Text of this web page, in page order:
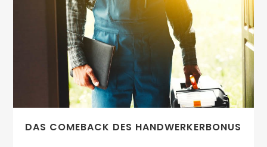
DAS COMEBACK DES HANDWERKERBONUS